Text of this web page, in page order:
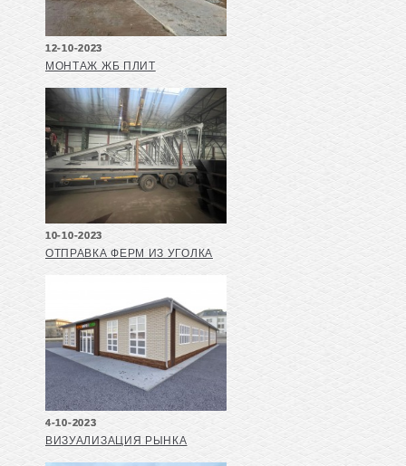
12-10-2023
МОНТАЖ ЖБ ПЛИТ
10-10-2023
ОТПРАВКА ФЕРМ ИЗ УГОЛКА
4-10-2023
ВИЗУАЛИЗАЦИЯ РЫНКА